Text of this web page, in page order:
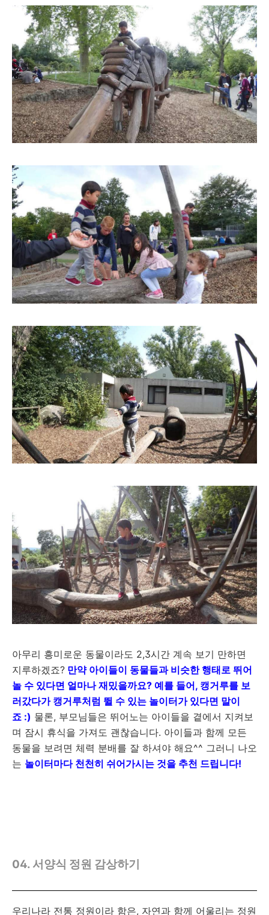
아무리 흥미로운 동물이라도 2,3시간 계속 보기 만하면
지루하겠죠? 만약 아이들이 동물들과 비슷한 행태로 뛰어
놀 수 있다면 얼마나 재밌을까요? 예를 들어, 캥거루를 보
러갔다가 캥거루처럼 뛸 수 있는 놀이터가 있다면 말이
죠 :) 물론, 부모님들은 뛰어노는 아이들을 곁에서 지켜보
며 잠시 휴식을 가져도 괜찮습니다. 아이들과 함께 모든
동물을 보려면 체력 분배를 잘 하셔야 해요^^ 그러니 나오
는 놀이터마다 천천히 쉬어가시는 것을 추천 드립니다!
04. 서양식 정원 감상하기
우리나라 전통 정원이라 함은, 자연과 함께 어울리는 정원